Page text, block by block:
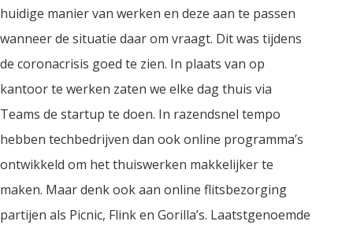
huidige manier van werken en deze aan te passen
wanneer de situatie daar om vraagt. Dit was tijdens
de coronacrisis goed te zien. In plaats van op
kantoor te werken zaten we elke dag thuis via
Teams de startup te doen. In razendsnel tempo
hebben techbedrijven dan ook online programma’s
ontwikkeld om het thuiswerken makkelijker te
maken. Maar denk ook aan online flitsbezorging
partijen als Picnic, Flink en Gorilla’s. Laatstgenoemde